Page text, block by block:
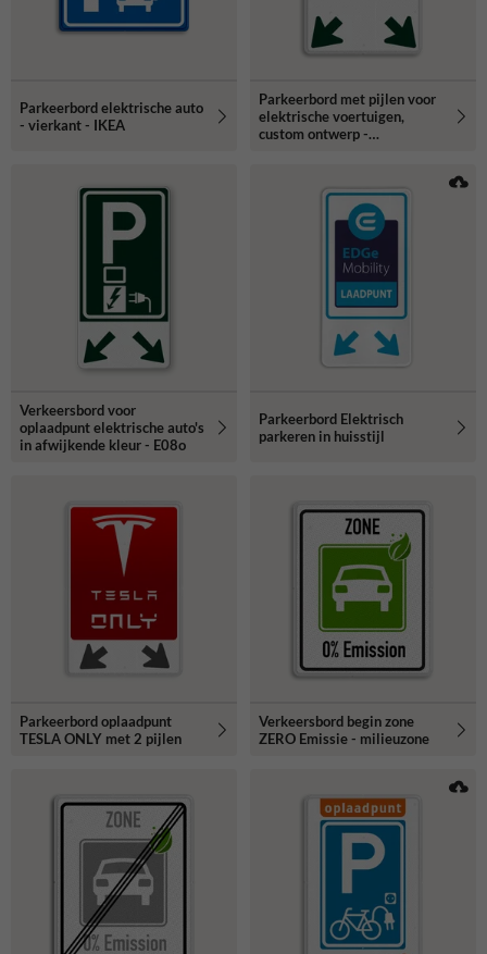
Parkeerbord elektrische auto
- vierkant - IKEA
Parkeerbord met pijlen voor
elektrische voertuigen,
custom ontwerp -
Verkeersbord voor
oplaadpunt elektrische auto's
in afwijkende kleur - E08o
Parkeerbord Elektrisch
parkeren in huisstijl
Parkeerbord oplaadpunt
TESLA ONLY met 2 pijlen
Verkeersbord begin zone
ZERO Emissie - milieuzone